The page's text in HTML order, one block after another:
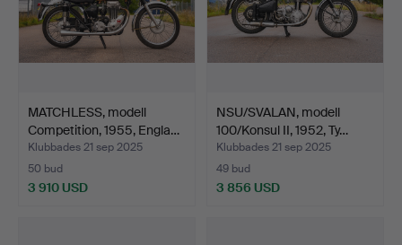
MATCHLESS, modell
Competition, 1955, Engla…
Klubbades 21 sep 2025
50 bud
3 910 USD
NSU/SVALAN, modell
100/Konsul II, 1952, Ty…
Klubbades 21 sep 2025
49 bud
3 856 USD